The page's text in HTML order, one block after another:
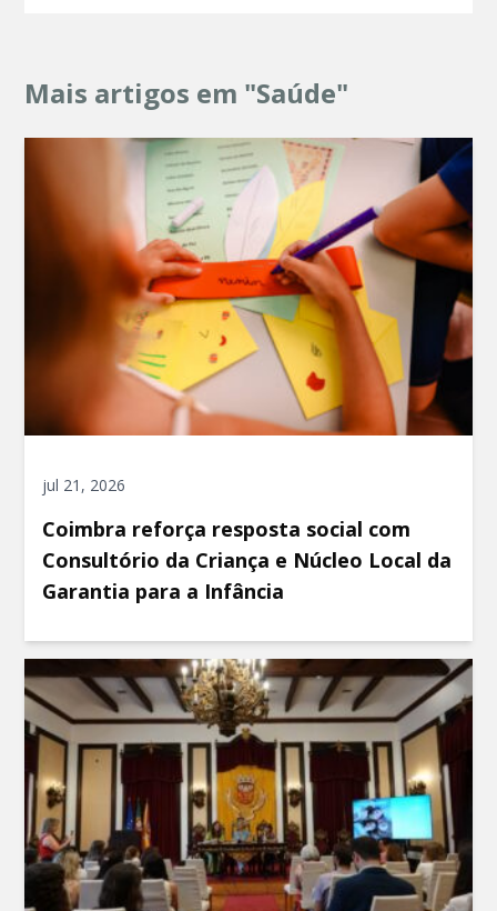
Mais artigos em "Saúde"
jul 21, 2026
Coimbra reforça resposta social com
Consultório da Criança e Núcleo Local da
Garantia para a Infância